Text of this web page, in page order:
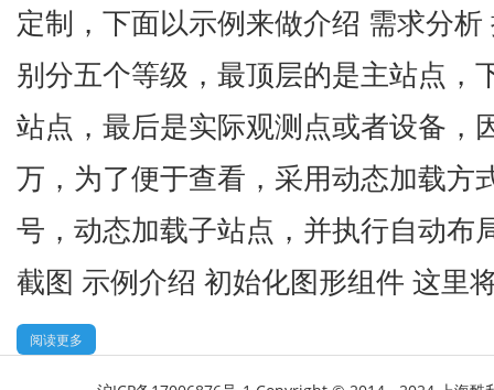
定制，下面以示例来做介绍 需求分
别分五个等级，最顶层的是主站点，
站点，最后是实际观测点或者设备，
万，为了便于查看，采用动态加载方
号，动态加载子站点，并执行自动布
截图 示例介绍 初始化图形组件 这里
阅读更多